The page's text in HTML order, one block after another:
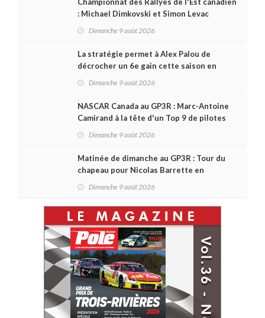
: Michael Dimkovski et Simon Levac
Dimanche 9 août 2026
La stratégie permet à Alex Palou de
décrocher un 6e gain cette saison en
Dimanche 9 août 2026
NASCAR Canada au GP3R : Marc-Antoine
Camirand à la tête d'un Top 9 de pilotes
Dimanche 9 août 2026
Matinée de dimanche au GP3R : Tour du
chapeau pour Nicolas Barrette en
Dimanche 9 août 2026